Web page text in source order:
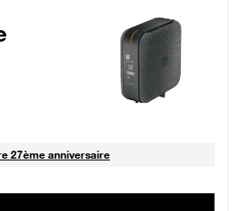
puis 49,99 € par mois, Sans engagement
27ème anniversaire